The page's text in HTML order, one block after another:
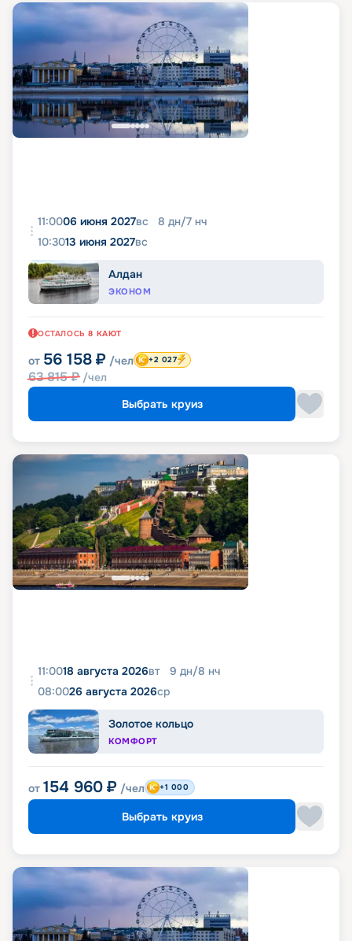
11:0006 июня 2027вс 8 дн/7 нч
10:3013 июня 2027вс
Алдан
ЭКОНОМ
ОСТАЛОСЬ 8 КАЮТ
от 56 158 ₽ /чел
63 815₽ /чел
+2 027
Выбрать круиз
11:0018 августа 2026вт 9 дн/8 нч
08:0026 августа 2026ср
Золотое кольцо
КОМФОРТ
от 154 960 ₽ /чел +1 000
Выбрать круиз